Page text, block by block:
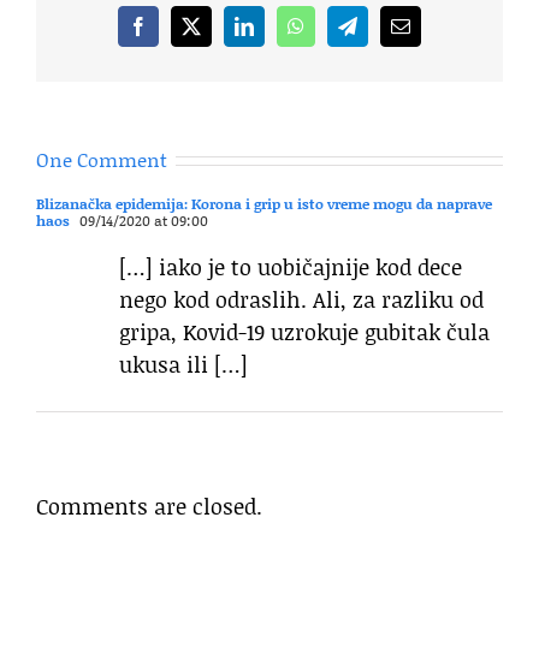
Facebook
X LinkedInWhatsAppTelegramEmail
One Comment
Blizanačka epidemija: Korona i grip u isto vreme mogu da naprave
haos 09/14/2020 at 09:00
[…] iako je to uobičajnije kod dece
nego kod odraslih. Ali, za razliku od
gripa, Kovid-19 uzrokuje gubitak čula
ukusa ili […]
Comments are closed.